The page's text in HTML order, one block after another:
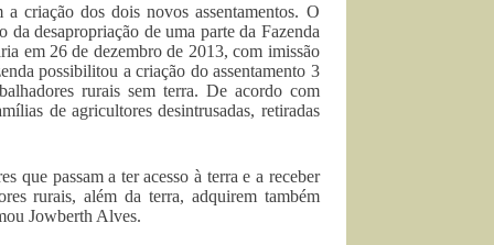
criação dos dois novos assentamentos. O
desapropriação de uma parte da Fazenda
em 26 de dezembro de 2013, com imissão
possibilitou a criação do assentamento 3
rurais sem terra. De acordo com
de agricultores desintrusadas, retiradas
que passam a ter acesso à terra e a receber
rurais, além da terra, adquirem também
Jowberth Alves.